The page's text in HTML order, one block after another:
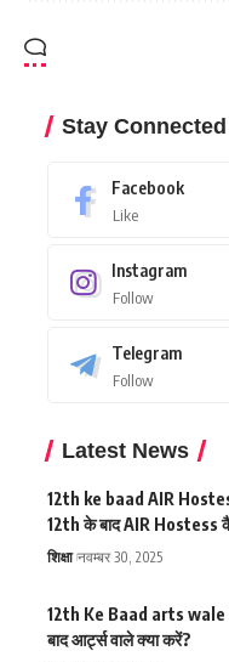
Stay Connected
Facebook
Like
Instagram
Follow
Telegram
Follow
Latest News
12th ke baad AIR
12th के बाद AIR Hostess
शिक्षा नवम्बर 30, 2025
12th Ke Baad arts wale
बाद आर्ट्स वाले क्या करें?